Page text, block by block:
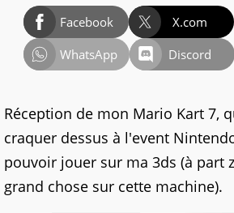
Facebook X.com
WhatsApp
Discord
Réception de mon Mario Kart 7,
craquer dessus à l'event
pouvoir jouer sur ma 3ds (à part
grand chose sur cette machine).